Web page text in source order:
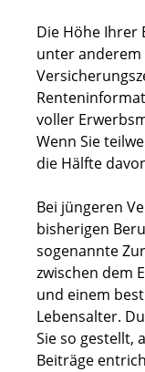
Die Höhe
unter anderem
voller
Wenn Sie
die Hälfte
Bei jüngeren
bisherigen
sogenannte
zwischen dem
und einem
Lebensalter.
Sie so gestellt,
Beiträge